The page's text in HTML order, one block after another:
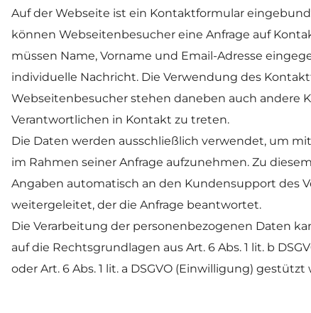
Auf der Webseite ist ein Kontaktformular
können Webseitenbesucher eine Anfrage auf
müssen Name, Vorname und Email-Adresse
individuelle Nachricht. Die Verwendung des
Webseitenbesucher stehen daneben auch andere
Verantwortlichen in Kontakt zu treten.
Die Daten werden ausschließlich verwendet, um
im Rahmen seiner Anfrage aufzunehmen. Zu
Angaben automatisch an den Kundensupport des
weitergeleitet, der die Anfrage beantwortet.
Die Verarbeitung der personenbezogenen Daten
auf die Rechtsgrundlagen aus Art. 6 Abs. 1 lit. b
oder Art. 6 Abs. 1 lit. a DSGVO (Einwilligung) gestützt